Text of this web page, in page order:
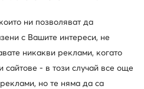
ни позволяват да
с Вашите интереси, не
никакви реклами, когато
сайтове - в този случай все още
но те няма да са